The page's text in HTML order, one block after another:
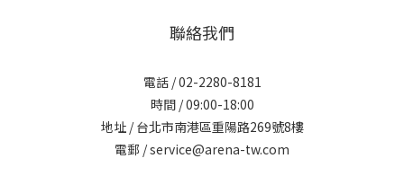
聯絡我們
電話 / 02-2280-8181
時間 / 09:00-18:00
地址 / 台北市南港區重陽路269號8樓
電郵 / service@arena-tw.com